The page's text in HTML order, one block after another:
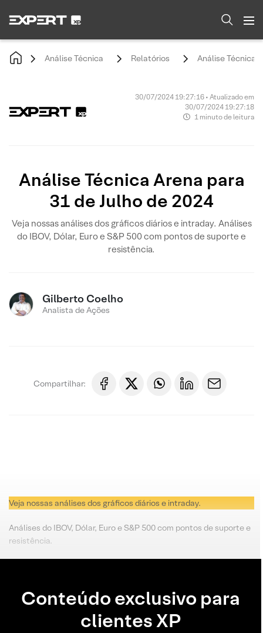
Análise Técnica Relatórios Análise Técnica
30/07/2024 19:27:16 • Atualizado em
30/07/2024 19:27:18
1 minuto de leitura
Análise Técnica Arena para
31 de Julho de 2024
Veja nossas análises dos gráficos diários e intraday. Análises
do IBOV, Dólar, Euro e S&P 500 com pontos de suporte e
resistência.
Gilberto Coelho
Analista de Ações
Compartilhar:
Veja nossas análises dos gráficos diários e intraday.
Análises do IBOV, Dólar, Euro e S&P 500 com pontos de suporte e
resistência.
Conteúdo exclusivo para
clientes XP